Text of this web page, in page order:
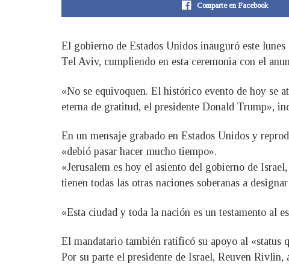
Comparte en Facebook
El gobierno de Estados Unidos inauguró este
Tel Aviv, cumpliendo en esta ceremonia con el
«No se equivoquen. El histórico evento de hoy se
eterna de gratitud, el presidente Donald Trump»,
En un mensaje grabado en Estados Unidos y
«debió pasar hacer mucho tiempo».
«Jerusalem es hoy el asiento del gobierno de
tienen todas las otras naciones soberanas a
«Esta ciudad y toda la nación es un testamento al
El mandatario también ratificó su apoyo al «status
Por su parte el presidente de Israel, Reuven